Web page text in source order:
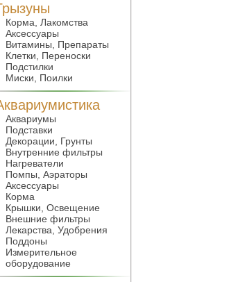
Корма, Лакомства
Аксессуары
Витамины, Препараты
Клетки, Переноски
Подстилки
Миски, Поилки
Аквариумы
Подставки
Декорации, Грунты
Внутренние фильтры
Нагреватели
Помпы, Аэраторы
Аксессуары
Корма
Крышки, Освещение
Внешние фильтры
Лекарства, Удобрения
Поддоны
Измерительное
оборудование